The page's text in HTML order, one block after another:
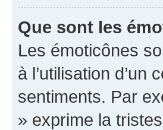
Que sont les
Les émoticônes
à l’utilisation d’un
sentiments. Par
» exprime la